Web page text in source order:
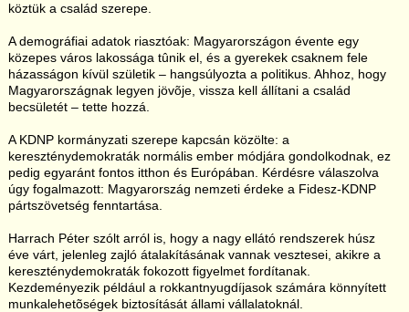
köztük a család szerepe.
A demográfiai adatok riasztóak: Magyarországon évente egy
közepes város lakossága tûnik el, és a gyerekek csaknem fele
házasságon kívül születik – hangsúlyozta a politikus. Ahhoz, hogy
Magyarországnak legyen jövõje, vissza kell állítani a család
becsületét – tette hozzá.
A KDNP kormányzati szerepe kapcsán közölte: a
kereszténydemokraták normális ember módjára gondolkodnak, ez
pedig egyaránt fontos itthon és Európában. Kérdésre válaszolva
úgy fogalmazott: Magyarország nemzeti érdeke a Fidesz-KDNP
pártszövetség fenntartása.
Harrach Péter szólt arról is, hogy a nagy ellátó rendszerek húsz
éve várt, jelenleg zajló átalakításának vannak vesztesei, akikre a
kereszténydemokraták fokozott figyelmet fordítanak.
Kezdeményezik például a rokkantnyugdíjasok számára könnyített
munkalehetõségek biztosítását állami vállalatoknál.